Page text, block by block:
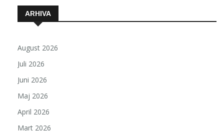
ARHIVA
August 2026
Juli 2026
Juni 2026
Maj 2026
April 2026
Mart 2026